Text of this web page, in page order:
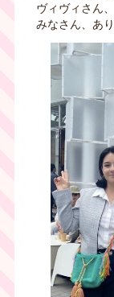
ヴィヴィさん
みなさん、あ